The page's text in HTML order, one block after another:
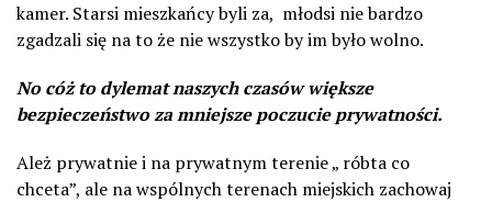
kamer. Starsi mieszkańcy byli za, młodsi nie bardzo
zgadzali się na to że nie wszystko by im było wolno.
No cóż to dylemat naszych czasów większe
bezpieczeństwo za mniejsze poczucie prywatności.
Ależ prywatnie i na prywatnym terenie „ róbta co
chceta”, ale na wspólnych terenach miejskich zachowaj